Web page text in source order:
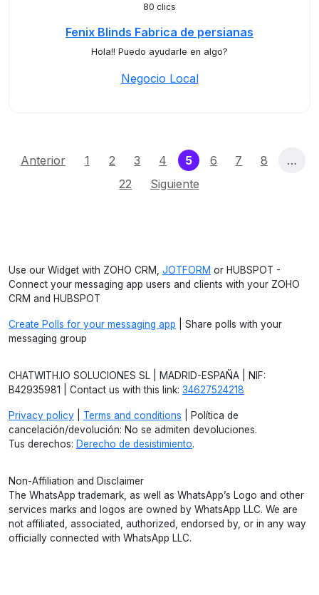
80 clics
Fenix Blinds Fabrica de persianas
Hola!! Puedo ayudarle en algo?
Negocio Local
Anterior 1 2 3 4 5(current)
6 7 8
…
22
Siguiente
Use our Widget with ZOHO CRM, JOTFORM or HUBSPOT -
Connect your messaging app users and clients with your ZOHO
CRM and HUBSPOT
Create Polls for your messaging app | Share polls with your
messaging group
CHATWITH.IO SOLUCIONES SL | MADRID-ESPAÑA | NIF:
B42935981 | Contact us with this link: 34627524218
Privacy policy Terms and conditions | Política de
cancelación/devolución: No se admiten devoluciones.
Tus derechos: Derecho de desistimiento.
Non-Affiliation and Disclaimer
The WhatsApp trademark, as well as WhatsApp’s Logo and other
services marks and logos are owned by WhatsApp LLC. We are
not affiliated, associated, authorized, endorsed by, or in any way
officially connected with WhatsApp LLC.